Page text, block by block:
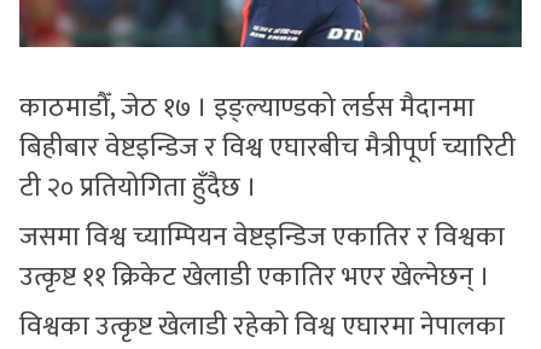
काठमाडौँ, जेठ १७ । इङ्ल्याण्डको लर्डस मैदानमा
बिहीबार वेष्टइन्डिज र विश्व एघारबीच मैत्रीपूर्ण च्यारिटी
टी २० प्रतियोगिता हुँदैछ ।
जसमा विश्व च्याम्पियन वेष्टइन्डिज एकातिर र विश्वका
उत्कृष्ट ११ क्रिकेट खेलाडी एकातिर भएर खेल्नेछन् ।
विश्वका उत्कृष्ट खेलाडी रहेको विश्व एघारमा नेपालका